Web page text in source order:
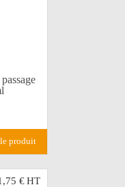
le produit
€HT